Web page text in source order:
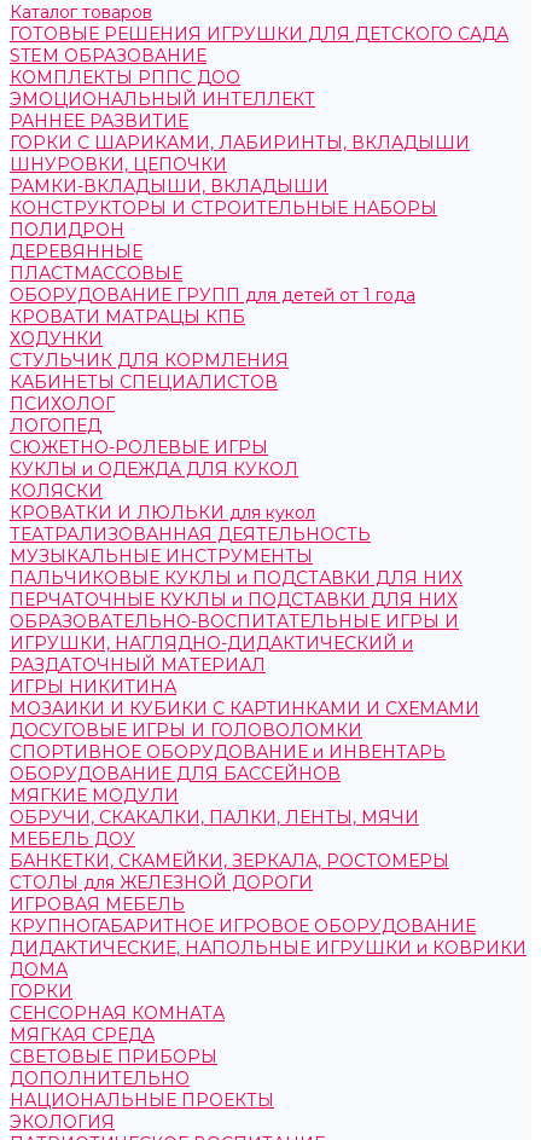
Каталог товаров
ГОТОВЫЕ РЕШЕНИЯ ИГРУШКИ ДЛЯ ДЕТСКОГО САДА
STEM ОБРАЗОВАНИЕ
КОМПЛЕКТЫ РППС ДОО
ЭМОЦИОНАЛЬНЫЙ ИНТЕЛЛЕКТ
РАННЕЕ РАЗВИТИЕ
ГОРКИ С ШАРИКАМИ, ЛАБИРИНТЫ, ВКЛАДЫШИ
ШНУРОВКИ, ЦЕПОЧКИ
РАМКИ-ВКЛАДЫШИ, ВКЛАДЫШИ
КОНСТРУКТОРЫ И СТРОИТЕЛЬНЫЕ НАБОРЫ
ПОЛИДРОН
ДЕРЕВЯННЫЕ
ПЛАСТМАССОВЫЕ
ОБОРУДОВАНИЕ ГРУПП для детей от 1 года
КРОВАТИ МАТРАЦЫ КПБ
ХОДУНКИ
СТУЛЬЧИК ДЛЯ КОРМЛЕНИЯ
КАБИНЕТЫ СПЕЦИАЛИСТОВ
ПСИХОЛОГ
ЛОГОПЕД
СЮЖЕТНО-РОЛЕВЫЕ ИГРЫ
КУКЛЫ и ОДЕЖДА ДЛЯ КУКОЛ
КОЛЯСКИ
КРОВАТКИ И ЛЮЛЬКИ для кукол
ТЕАТРАЛИЗОВАННАЯ ДЕЯТЕЛЬНОСТЬ
МУЗЫКАЛЬНЫЕ ИНСТРУМЕНТЫ
ПАЛЬЧИКОВЫЕ КУКЛЫ и ПОДСТАВКИ ДЛЯ НИХ
ПЕРЧАТОЧНЫЕ КУКЛЫ и ПОДСТАВКИ ДЛЯ НИХ
ОБРАЗОВАТЕЛЬНО-ВОСПИТАТЕЛЬНЫЕ ИГРЫ И
ИГРУШКИ, НАГЛЯДНО-ДИДАКТИЧЕСКИЙ и
РАЗДАТОЧНЫЙ МАТЕРИАЛ
ИГРЫ НИКИТИНА
МОЗАИКИ И КУБИКИ С КАРТИНКАМИ И СХЕМАМИ
ДОСУГОВЫЕ ИГРЫ И ГОЛОВОЛОМКИ
СПОРТИВНОЕ ОБОРУДОВАНИЕ и ИНВЕНТАРЬ
ОБОРУДОВАНИЕ ДЛЯ БАССЕЙНОВ
МЯГКИЕ МОДУЛИ
ОБРУЧИ, СКАКАЛКИ, ПАЛКИ, ЛЕНТЫ, МЯЧИ
МЕБЕЛЬ ДОУ
БАНКЕТКИ, СКАМЕЙКИ, ЗЕРКАЛА, РОСТОМЕРЫ
СТОЛЫ для ЖЕЛЕЗНОЙ ДОРОГИ
ИГРОВАЯ МЕБЕЛЬ
КРУПНОГАБАРИТНОЕ ИГРОВОЕ ОБОРУДОВАНИЕ
ДИДАКТИЧЕСКИЕ, НАПОЛЬНЫЕ ИГРУШКИ и КОВРИКИ
ДОМА
ГОРКИ
СЕНСОРНАЯ КОМНАТА
МЯГКАЯ СРЕДА
СВЕТОВЫЕ ПРИБОРЫ
ДОПОЛНИТЕЛЬНО
НАЦИОНАЛЬНЫЕ ПРОЕКТЫ
ЭКОЛОГИЯ